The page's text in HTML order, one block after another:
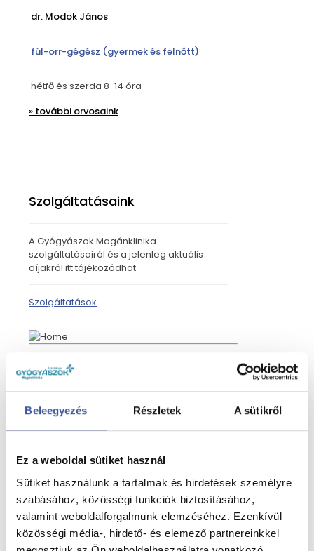
Beleegyezés Részletek A sütikről
Ez a weboldal sütiket használ
Sütiket használunk a tartalmak és hirdetések személyre
szabásához, közösségi funkciók biztosításához,
valamint weboldalforgalmunk elemzéséhez. Ezenkívül
közösségi média-, hirdető- és elemező partnereinkkel
dr. Modok János
fül-orr-gégész (gyermek és felnőtt)
hétfő és szerda 8-14 óra
» további orvosaink
Szolgáltatásaink
A Gyógyászok Magánklinika
szolgáltatásairól és a jelenleg aktuális
díjakról itt tájékozódhat.
Szolgáltatások
Belgyógyászat
Bőrgyógyászat